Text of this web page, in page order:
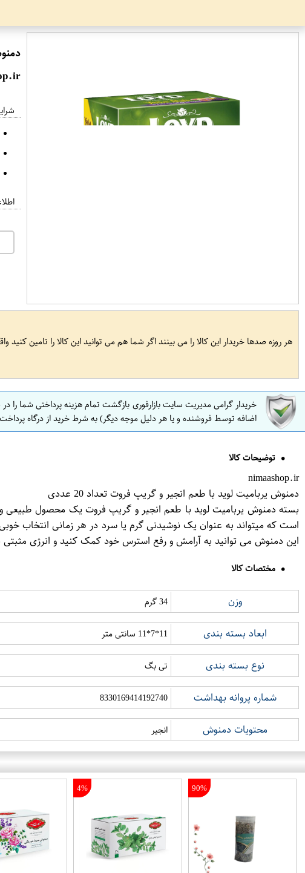
هر روزه صدها خریدار این کالا را می بینند اگر شما هم می توانید این کالا را تامین کنید
خریدار گرامی مدیریت سایت بازارفوری بازگشت تمام هزینه پرداختی شما
اضافه توسط فروشنده و یا هر دلیل موجه دیگر) به شرط خرید از درگاه
توضیحات کالا
nimaashop.ir
دمنوش یربامیت لوید با طعم انجیر و گریپ فروت تعداد 20 عددی
است که میتواند به عنوان یک نوشیدنی گرم یا سرد در هر زمانی انتخاب
این دمنوش می توانید به آرامش و رفع استرس خود کمک کنید و انرژی مثبتی
مختصات کالا
وزن 34 گرم
ابعاد بسته بندی 11*7*11 سانتی متر
نوع بسته بندی تی بگ
شماره پروانه بهداشت 8330169414192740
محتویات دمنوش انجیر
90%
4%